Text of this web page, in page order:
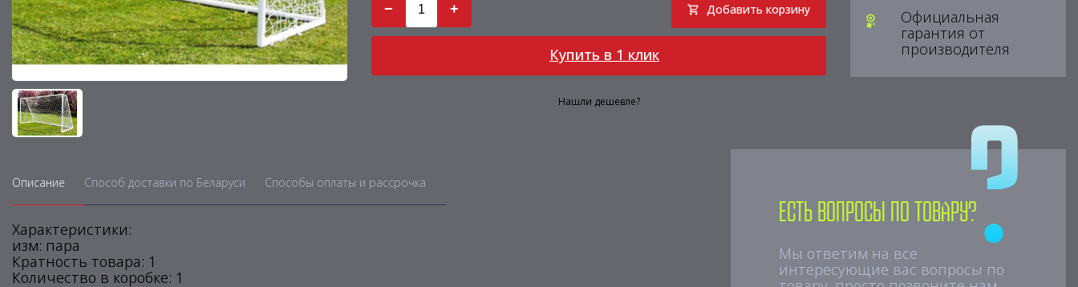
− + Добавить корзину
Купить в 1 клик
Нашли дешевле?
Официальная
гарантия от
производителя
Описание Способ доставки по Беларуси Способы оплаты и рассрочка
Характеристики:
изм: пара
Кратность товара: 1
Количество в коробке: 1
Есть вопросы по товару?
Мы ответим на все
интересующие вас вопросы по